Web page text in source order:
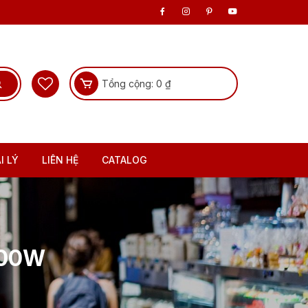
Tổng cộng: 0 ₫
LÝ LIÊN HỆ CATALOG